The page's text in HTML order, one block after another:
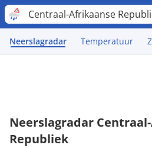
Centraal-Afrikaanse
Neerslagradar Temperatuur
Neerslagradar
Republiek